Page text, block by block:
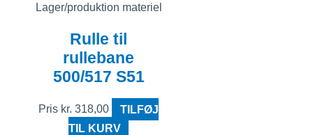
Lager/produktion materiel
Rulle til
rullebane
500/517 S51
Pris kr. 318,00
TILFØJ
TIL KURV